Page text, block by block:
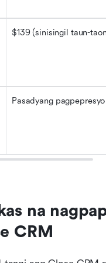
$139 (sinisingil taun-
Pasadyang pagpepresyo
na
CRM